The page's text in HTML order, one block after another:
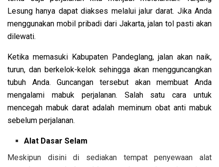
Lesung hanya dapat diakses melalui jalur darat. Jika Anda
menggunakan mobil pribadi dari Jakarta, jalan tol pasti akan
dilewati.
Ketika memasuki Kabupaten Pandeglang, jalan akan naik,
turun, dan berkelok-kelok sehingga akan mengguncangkan
tubuh Anda. Guncangan tersebut akan membuat Anda
mengalami mabuk perjalanan. Salah satu cara untuk
mencegah mabuk darat adalah meminum obat anti mabuk
sebelum perjalanan.
Alat Dasar Selam
Meskipun disini di sediakan tempat penyewaan alat